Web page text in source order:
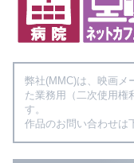
弊社(MMC)は、映画メ
た業務用（二次使用権
す。
作品のお問い合わせは